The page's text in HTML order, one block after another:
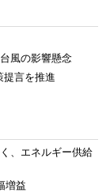
風の影響懸念
提言を推進
、エネルギー供給
増益